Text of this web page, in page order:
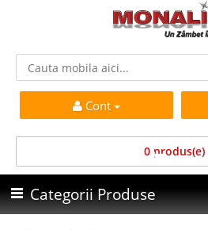
Cont
0 produs(e)
Categorii Produse